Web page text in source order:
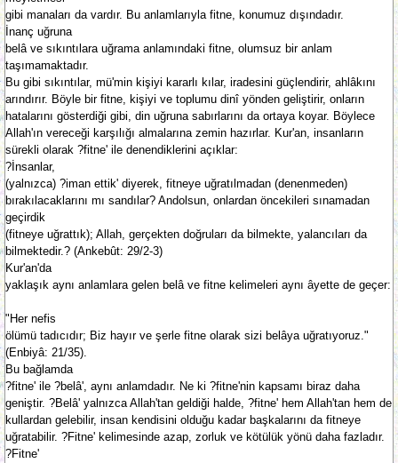
gibi manaları da vardır. Bu anlamlarıyla fitne, konumuz dışındadır.
İnanç uğruna
belâ ve sıkıntılara uğrama anlamındaki fitne, olumsuz bir anlam
taşımamaktadır.
Bu gibi sıkıntılar, mü'min kişiyi kararlı kılar, iradesini güçlendirir, ahlâkını
arındırır. Böyle bir fitne, kişiyi ve toplumu dinî yönden geliştirir, onların
hatalarını gösterdiği gibi, din uğruna sabırlarını da ortaya koyar. Böylece
Allah'ın vereceği karşılığı almalarına zemin hazırlar. Kur'an, insanların
sürekli olarak ?fitne' ile denendiklerini açıklar:
?İnsanlar,
(yalnızca) ?iman ettik' diyerek, fitneye uğratılmadan (denenmeden)
bırakılacaklarını mı sandılar? Andolsun, onlardan öncekileri sınamadan
geçirdik
(fitneye uğrattık); Allah, gerçekten doğruları da bilmekte, yalancıları da
bilmektedir.? (Ankebût: 29/2-3)
Kur'an'da
yaklaşık aynı anlamlara gelen belâ ve fitne kelimeleri aynı âyette de geçer:
"Her nefis
ölümü tadıcıdır; Biz hayır ve şerle fitne olarak sizi belâya uğratıyoruz."
(Enbiyâ: 21/35).
Bu bağlamda
?fitne' ile ?belâ', aynı anlamdadır. Ne ki ?fitne'nin kapsamı biraz daha
geniştir. ?Belâ' yalnızca Allah'tan geldiği halde, ?fitne' hem Allah'tan hem de
kullardan gelebilir, insan kendisini olduğu kadar başkalarını da fitneye
uğratabilir. ?Fitne' kelimesinde azap, zorluk ve kötülük yönü daha fazladır.
?Fitne'